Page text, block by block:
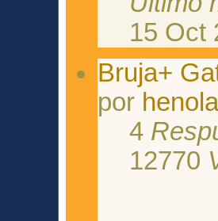
15 Oct
Bruja+
por
4
12770